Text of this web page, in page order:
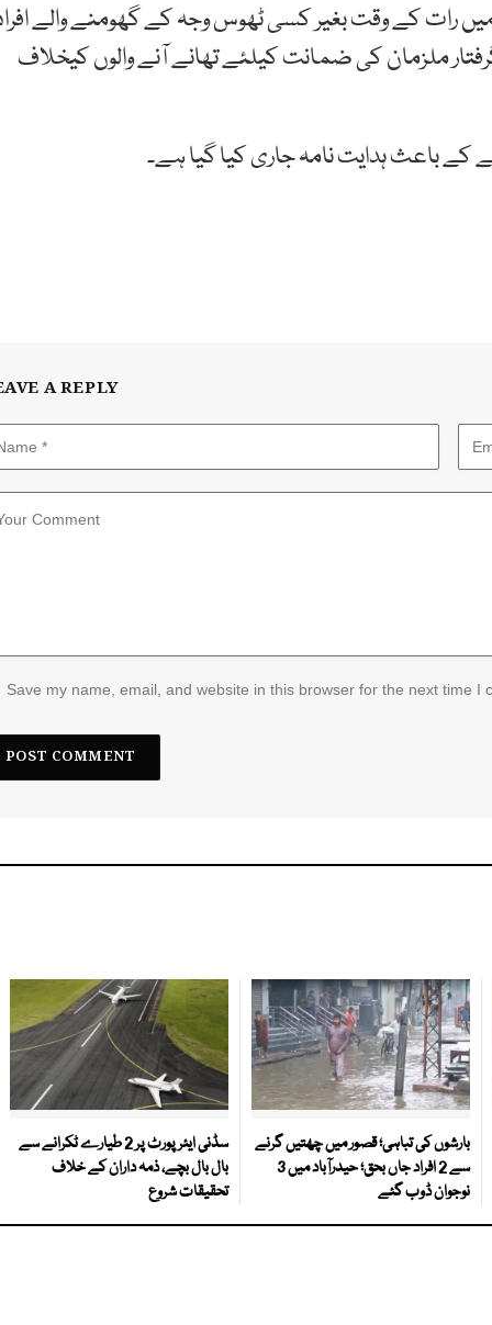
رات کے وقت بغیر کسی ٹھوس وجہ کے گھومنے والے
ملزمان کی ضمانت کیلئے تھانے آنے والوں کیخلاف
باعث ہدایت نامہ جاری کیا گیا ہے۔
A REPLY
Save my name, email, and website in this browser for the next time I
بارشوں کی تباہی؛ قصور میں چھتیں گرنے
سے 2 افراد جاں بحق؛ حیدرآباد میں 3
نوجوان ڈوب گئے
سڈنی ایئرپورٹ پر 2 طیارے ٹکرانے سے
بال بال بچے، ذمہ داران کے خلاف
تحقیقات شروع